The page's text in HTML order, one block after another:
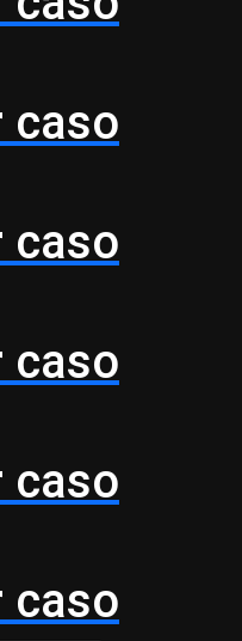
caso
caso
caso
caso
caso